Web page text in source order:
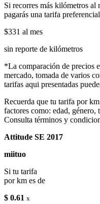
Si recorres más kilómetros al
pagarás una tarifa
$331 al mes
sin reporte de kilómetros
*La comparación de precios
mercado, tomada de varios
tarifas aqui presentadas
Recuerda que tu tarifa por
factores como: edad,
Consulta términos y
Attitude SE 2017
miituo
Si tu tarifa
por km es de
$ 0.61 x